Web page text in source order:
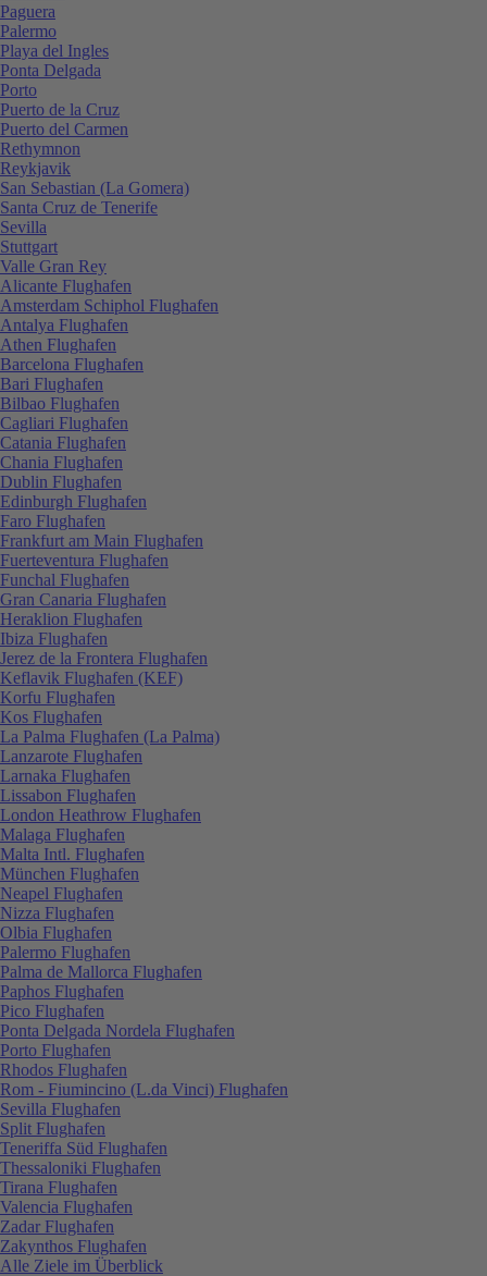
Paguera
Palermo
Playa del Ingles
Ponta Delgada
Porto
Puerto de la Cruz
Puerto del Carmen
Rethymnon
Reykjavik
San Sebastian (La Gomera)
Santa Cruz de Tenerife
Sevilla
Stuttgart
Valle Gran Rey
Alicante Flughafen
Amsterdam Schiphol Flughafen
Antalya Flughafen
Athen Flughafen
Barcelona Flughafen
Bari Flughafen
Bilbao Flughafen
Cagliari Flughafen
Catania Flughafen
Chania Flughafen
Dublin Flughafen
Edinburgh Flughafen
Faro Flughafen
Frankfurt am Main Flughafen
Fuerteventura Flughafen
Funchal Flughafen
Gran Canaria Flughafen
Heraklion Flughafen
Ibiza Flughafen
Jerez de la Frontera Flughafen
Keflavik Flughafen (KEF)
Korfu Flughafen
Kos Flughafen
La Palma Flughafen (La Palma)
Lanzarote Flughafen
Larnaka Flughafen
Lissabon Flughafen
London Heathrow Flughafen
Malaga Flughafen
Malta Intl. Flughafen
München Flughafen
Neapel Flughafen
Nizza Flughafen
Olbia Flughafen
Palermo Flughafen
Palma de Mallorca Flughafen
Paphos Flughafen
Pico Flughafen
Ponta Delgada Nordela Flughafen
Porto Flughafen
Rhodos Flughafen
Rom - Fiumincino (L.da Vinci) Flughafen
Sevilla Flughafen
Split Flughafen
Teneriffa Süd Flughafen
Thessaloniki Flughafen
Tirana Flughafen
Valencia Flughafen
Zadar Flughafen
Zakynthos Flughafen
Alle Ziele im Überblick